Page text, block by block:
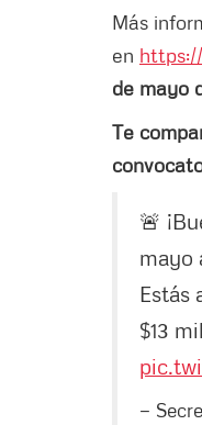
Más
en
de mayo
Te
🚨
mayo
Estás
$13
—